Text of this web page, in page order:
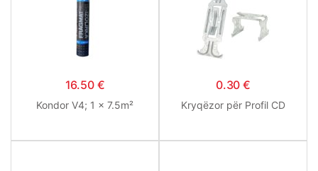
16.50 €
Kondor V4; 1 x 7.5m²
0.30€
Kryqëzor për Profil CD